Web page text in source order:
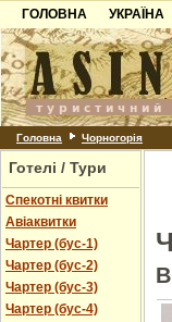
ГОЛОВНА
УКРАЇНА
Карпати
Азов
Шацьк
Головна Чорногорія
Готелі / Тури
Спекотні квитки
Авіаквитки
Чартер (бус-1)
Чартер (бус-2)
Чартер (бус-3)
Чартер (бус-4)